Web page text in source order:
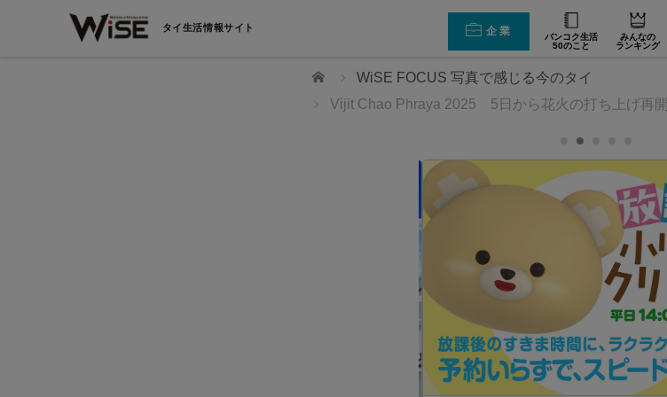
タイ生活情報サイト 企業
バンコク生活
50のこと
みんなの
ランキング
ホーム
WiSE FOCUS 写真で感じる今のタイ
Vijit Chao Phraya 2025 5日から花火の打ち上げ再開